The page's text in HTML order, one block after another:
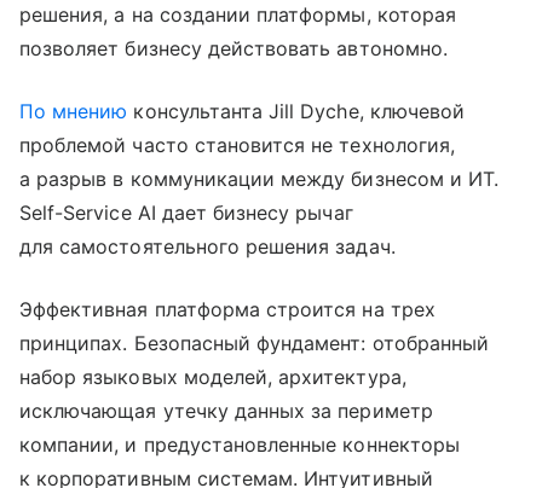
решения, а на создании платформы, которая
позволяет бизнесу действовать автономно.
По мнению консультанта Jill Dyche, ключевой
проблемой часто становится не технология,
а разрыв в коммуникации между бизнесом и ИТ.
Self-Service AI дает бизнесу рычаг
для самостоятельного решения задач.
Эффективная платформа строится на трех
принципах. Безопасный фундамент: отобранный
набор языковых моделей, архитектура,
исключающая утечку данных за периметр
компании, и предустановленные коннекторы
к корпоративным системам. Интуитивный